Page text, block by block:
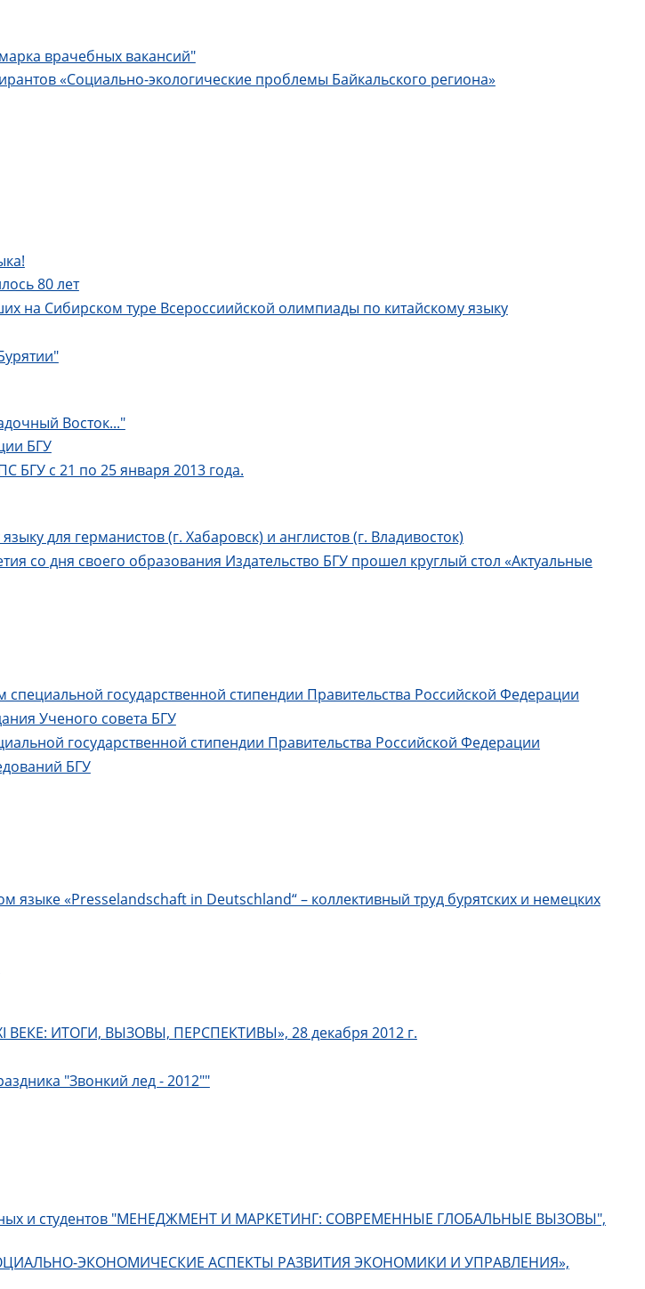
врачебных вакансий"
«Социально-экологические проблемы Байкальского региона»
80 лет
на Сибирском туре Всероссиийской олимпиады по китайскому языку
Восток..."
БГУ
БГУ с 21 по 25 января 2013 года.
для германистов (г. Хабаровск) и англистов (г. Владивосток)
со дня своего образования Издательство БГУ прошел круглый стол «Актуальные
государственной стипендии Правительства Российской Федерации
Ученого совета БГУ
государственной стипендии Правительства Российской Федерации
БГУ
языке «Presselandschaft in Deutschland“ – коллективный труд бурятских и немецких
ВЕКЕ: ИТОГИ, ВЫЗОВЫ, ПЕРСПЕКТИВЫ», 28 декабря 2012 г.
"Звонкий лед - 2012""
и студентов "МЕНЕДЖМЕНТ И МАРКЕТИНГ: СОВРЕМЕННЫЕ ГЛОБАЛЬНЫЕ ВЫЗОВЫ",
ЭКОНОМИЧЕСКИЕ АСПЕКТЫ РАЗВИТИЯ ЭКОНОМИКИ И УПРАВЛЕНИЯ»,